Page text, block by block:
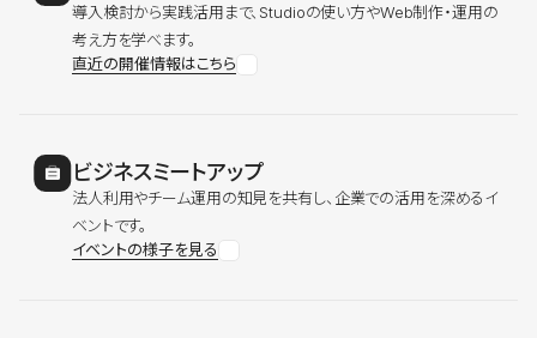
導入検討から実践活用まで、Studioの使い方やWeb制作・運用の
考え方を学べます。
直近の開催情報はこちら
ビジネスミートアップ
法人利用やチーム運用の知見を共有し、企業での活用を深めるイ
ベントです。
イベントの様子を見る